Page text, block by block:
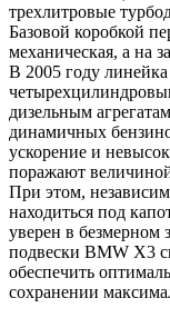
трехлитровые
Базовой коробкой
механическая, а на
В 2005 году
дизельным
динамичных
ускорение и
поражают
При этом,
находиться под
уверен в
подвески BMW X3
обеспечить
сохранении